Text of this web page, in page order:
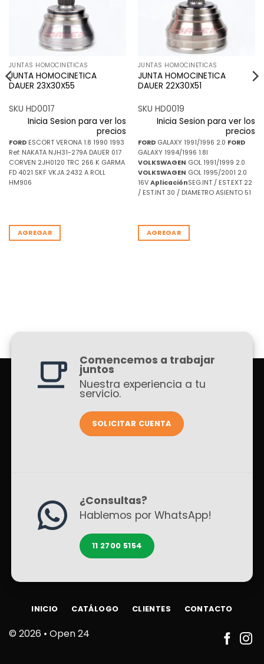
JUNTAS HOMOCINETICAS
JUNTA HOMOCINETICA
DAUER 23X30X55
SKU HD0017
Inicia Sesion para ver los
precios
FORDESCORT VERONA 1.8 1990 1993
Ref: NAKATA NJH31-279A DAUER 017
CORVEN 2JH0120 TRC 266 K GARMA
FD 4021 SKF VKJA 2432 A ROLL
HM906
AGREGAR
JUNTAS HOMOCINETICAS
JUNTA HOMOCINETICA
DAUER 22X30X51
SKU HD0019
Inicia Sesion para ver los
precios
FORDGALAXY 1991/1996 2.0 FORD
GALAXY 1994/1996 1.8I
VOLKSWAGEN GOL 1991/1999 2.0
VOLKSWAGEN GOL 1995/2001 2.0
16V AplicaciónSEG.INT / EST.EXT 22
/ EST.INT 30 / DIAMETRO ASIENTO 51
AGREGAR
Comencemos a trabajar
juntos
Nuestra experiencia a tu
servicio.
SOLICITAR CUENTA
¿Consultas?
Hablemos por WhatsApp!
11 2700 5154
© 2026 • Open 24
INICIO CATÁLOGO CLIENTES CONTACTO